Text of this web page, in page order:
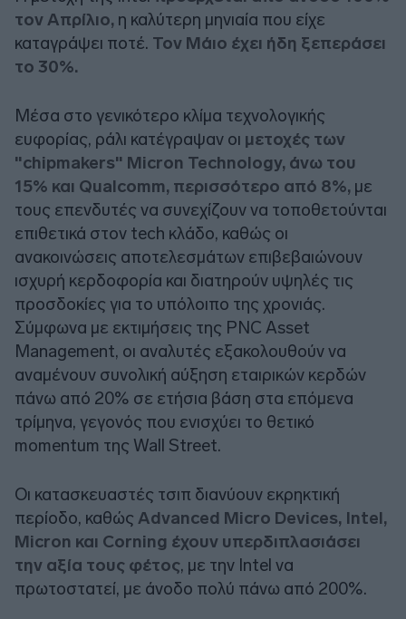
τον Απρίλιο, η καλύτερη μηνιαία που είχε
καταγράψει ποτέ. Τον Μάιο έχει ήδη ξεπεράσει
το 30%.
Μέσα στο γενικότερο κλίμα τεχνολογικής
ευφορίας, ράλι κατέγραψαν οι μετοχές των
"chipmakers" Micron Technology, άνω του
15% και Qualcomm, περισσότερο από 8%, με
τους επενδυτές να συνεχίζουν να τοποθετούνται
επιθετικά στον tech κλάδο, καθώς οι
ανακοινώσεις αποτελεσμάτων επιβεβαιώνουν
ισχυρή κερδοφορία και διατηρούν υψηλές τις
προσδοκίες για το υπόλοιπο της χρονιάς.
Σύμφωνα με εκτιμήσεις της PNC Asset
Management, οι αναλυτές εξακολουθούν να
αναμένουν συνολική αύξηση εταιρικών κερδών
πάνω από 20% σε ετήσια βάση στα επόμενα
τρίμηνα, γεγονός που ενισχύει το θετικό
momentum της Wall Street.
Οι κατασκευαστές τσιπ διανύουν εκρηκτική
περίοδο, καθώς Advanced Micro Devices, Intel,
Micron και Corning έχουν υπερδιπλασιάσει
την αξία τους φέτος, με την Intel να
πρωτοστατεί, με άνοδο πολύ πάνω από 200%.